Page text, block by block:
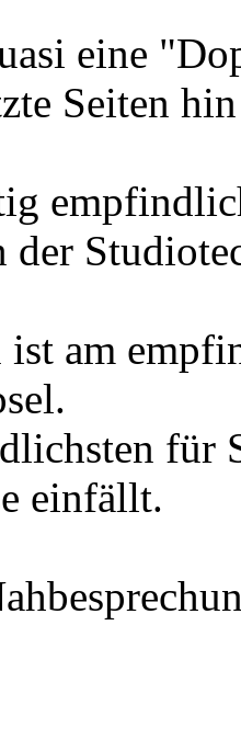
eine
Seiten
der
am
für
einfällt.